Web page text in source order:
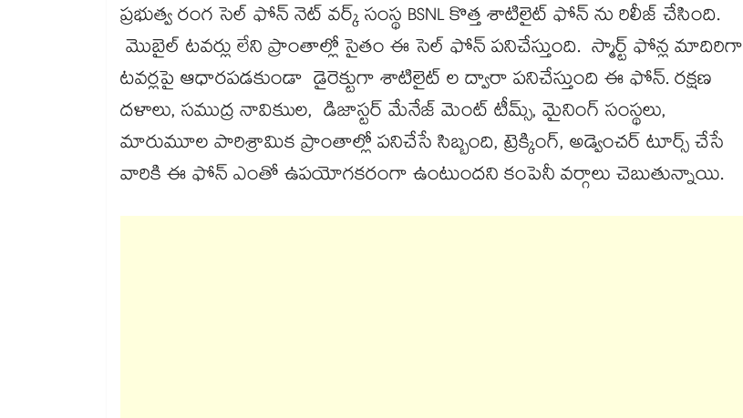
ప్రభుత్వ రంగ సెల్ ఫోన్ నెట్ వర్క్ సంస్థ BSNL కొత్త శాటిలైట్ ఫోన్ ను రిలీజ్ చేసింది.
మొబైల్ టవర్లు లేని ప్రాంతాల్లో సైతం ఈ సెల్ ఫోన్ పనిచేస్తుంది. స్మార్ట్ ఫోన్ల మాదిరిగా
టవర్లపై ఆధారపడకుండా డైరెక్టుగా శాటిలైట్ ల ద్వారా పనిచేస్తుంది ఈ ఫోన్. రక్షణ
దళాలు, సముద్ర నావికుుల, డిజాస్టర్ మేనేజ్ మెంట్ టీమ్స్, మైనింగ్ సంస్థలు,
మారుమూల పారిశ్రామిక ప్రాంతాల్లో పనిచేసే సిబ్బంది, ట్రెక్కింగ్, అడ్వెంచర్ టూర్స్ చేసే
వారికి ఈ ఫోన్ ఎంతో ఉపయోగకరంగా ఉంటుందని కంపెనీ వర్గాలు చెబుతున్నాయి.